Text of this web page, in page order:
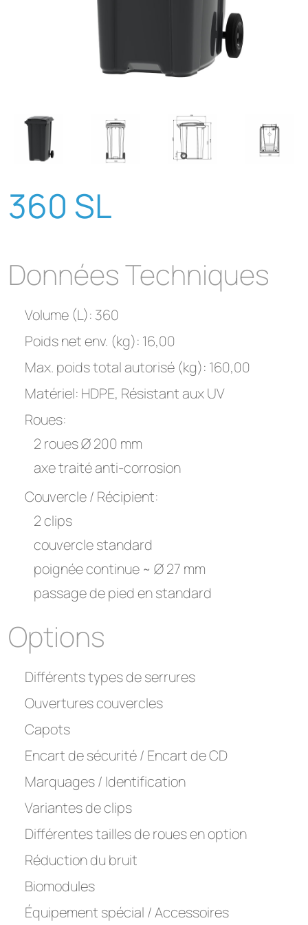
360 SL
Données Techniques
Volume (L): 360
Poids net env. (kg): 16,00
Max. poids total autorisé (kg): 160,00
Matériel: HDPE, Résistant aux UV
Roues:
2 roues Ø 200 mm
axe traité anti-corrosion
Couvercle / Récipient:
2 clips
couvercle standard
poignée continue ~ Ø 27 mm
passage de pied en standard
Options
Différents types de serrures
Ouvertures couvercles
Capots
Encart de sécurité / Encart de CD
Marquages / Identification
Variantes de clips
Différentes tailles de roues en option
Réduction du bruit
Biomodules
Équipement spécial / Accessoires